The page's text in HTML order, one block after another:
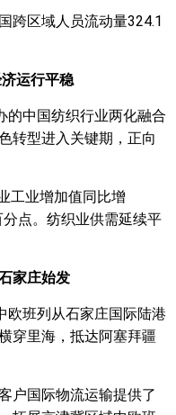
跨区域人员流动量324.1
运行平稳
的中国纺织行业两化融合
转型进入关键期，正向
工业增加值同比增
点。纺织业供需延续平
家庄始发
欧班列从石家庄国际陆港
穿里海，抵达阿塞拜疆
户国际物流运输提供了